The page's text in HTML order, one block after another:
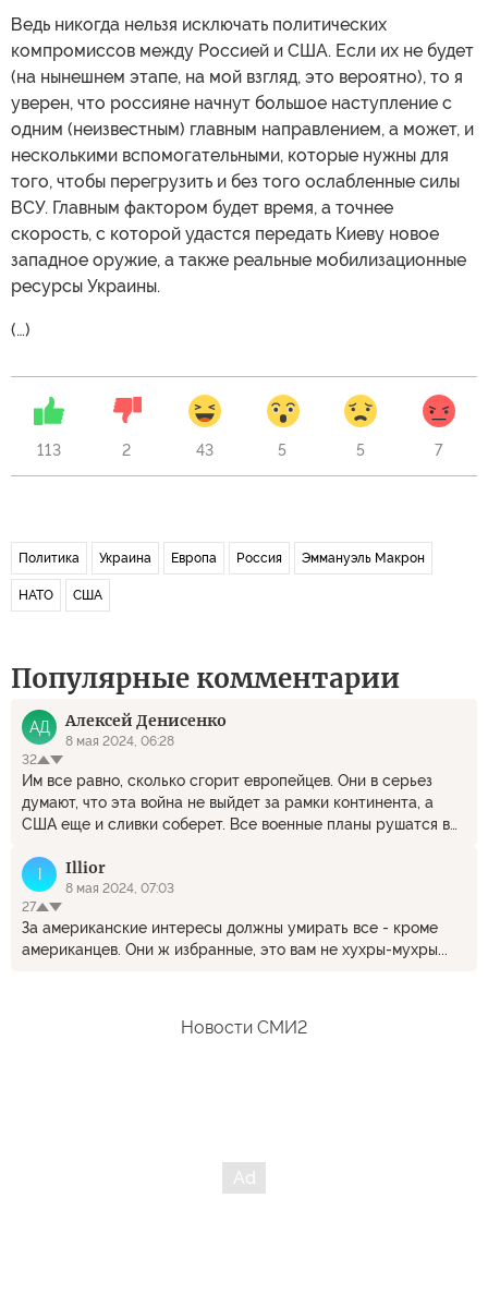
Ведь никогда нельзя исключать политических
компромиссов между Россией и США. Если их не будет
(на нынешнем этапе, на мой взгляд, это вероятно), то я
уверен, что россияне начнут большое наступление с
одним (неизвестным) главным направлением, а может, и
несколькими вспомогательными, которые нужны для
того, чтобы перегрузить и без того ослабленные силы
ВСУ. Главным фактором будет время, а точнее
скорость, с которой удастся передать Киеву новое
западное оружие, а также реальные мобилизационные
ресурсы Украины.
(…)
113 2 43 5 5 7
Политика Украина Европа Россия Эммануэль Макрон
НАТО США
Популярные комментарии
АД Алексей Денисенко
8 мая 2024, 06:28
32
Им все равно, сколько сгорит европейцев. Они в серьез
думают, что эта война не выйдет за рамки континента, а
США еще и сливки соберет. Все военные планы рушатся в
в Европу, надо будет уничтожить просто из принципа. А
начать можно было бы с одного острова, что сразу за Ла-
Маншем ...
I Illior
8 мая 2024, 07:03
27
За американские интересы должны умирать все - кроме
американцев. Они ж избранные, это вам не хухры-мухры...
Новости СМИ2